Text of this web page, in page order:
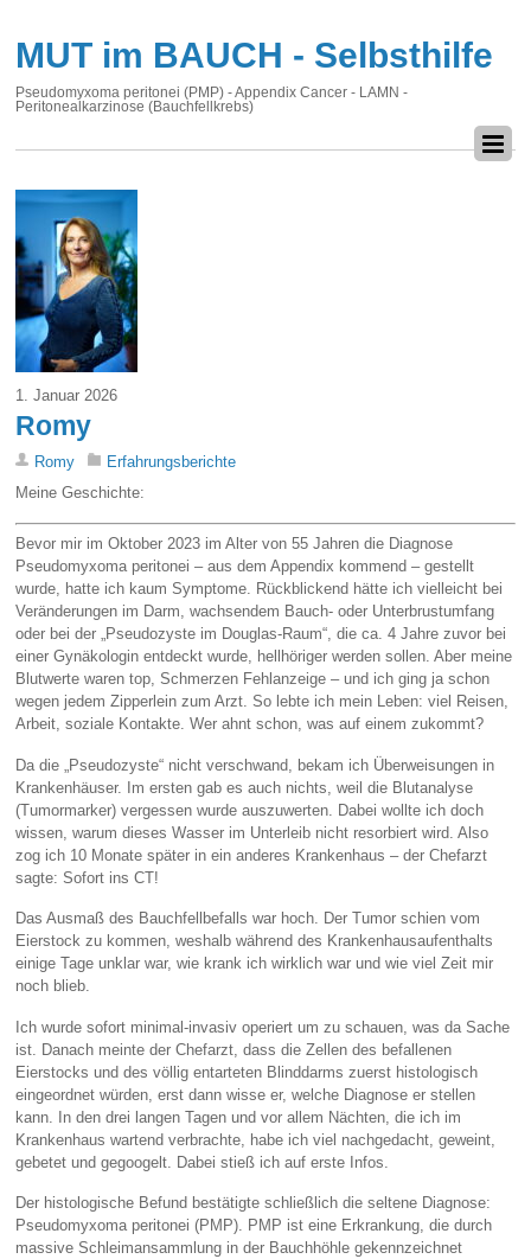
MUT im BAUCH - Selbsthilfe
Pseudomyxoma peritonei (PMP) - Appendix Cancer - LAMN -
Peritonealkarzinose (Bauchfellkrebs)
1. Januar 2026
Romy
Romy
Erfahrungsberichte
Meine Geschichte:
Bevor mir im Oktober 2023 im Alter von 55 Jahren die Diagnose
Pseudomyxoma peritonei – aus dem Appendix kommend – gestellt
wurde, hatte ich kaum Symptome. Rückblickend hätte ich vielleicht bei
Veränderungen im Darm, wachsendem Bauch- oder Unterbrustumfang
oder bei der „Pseudozyste im Douglas-Raum“, die ca. 4 Jahre zuvor bei
einer Gynäkologin entdeckt wurde, hellhöriger werden sollen. Aber meine
Blutwerte waren top, Schmerzen Fehlanzeige – und ich ging ja schon
wegen jedem Zipperlein zum Arzt. So lebte ich mein Leben: viel Reisen,
Arbeit, soziale Kontakte. Wer ahnt schon, was auf einem zukommt?
Da die „Pseudozyste“ nicht verschwand, bekam ich Überweisungen in
Krankenhäuser. Im ersten gab es auch nichts, weil die Blutanalyse
(Tumormarker) vergessen wurde auszuwerten. Dabei wollte ich doch
wissen, warum dieses Wasser im Unterleib nicht resorbiert wird. Also
zog ich 10 Monate später in ein anderes Krankenhaus – der Chefarzt
sagte: Sofort ins CT!
Das Ausmaß des Bauchfellbefalls war hoch. Der Tumor schien vom
Eierstock zu kommen, weshalb während des Krankenhausaufenthalts
einige Tage unklar war, wie krank ich wirklich war und wie viel Zeit mir
noch blieb.
Ich wurde sofort minimal-invasiv operiert um zu schauen, was da Sache
ist. Danach meinte der Chefarzt, dass die Zellen des befallenen
Eierstocks und des völlig entarteten Blinddarms zuerst histologisch
eingeordnet würden, erst dann wisse er, welche Diagnose er stellen
kann. In den drei langen Tagen und vor allem Nächten, die ich im
Krankenhaus wartend verbrachte, habe ich viel nachgedacht, geweint,
gebetet und gegoogelt. Dabei stieß ich auf erste Infos.
Der histologische Befund bestätigte schließlich die seltene Diagnose:
Pseudomyxoma peritonei (PMP). PMP ist eine Erkrankung, die durch
massive Schleimansammlung in der Bauchhöhle gekennzeichnet